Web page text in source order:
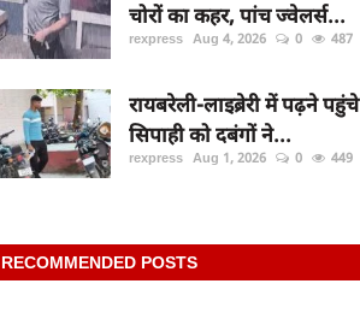
चोरों का कहर, पांच ज्वेलर्स...
rexpress Aug 4, 2026 0 487
रायबरेली-लाइब्रेरी में पढ़ने पहुंचे
सिपाही को दबंगों ने...
rexpress Aug 1, 2026 0 449
RECOMMENDED POSTS